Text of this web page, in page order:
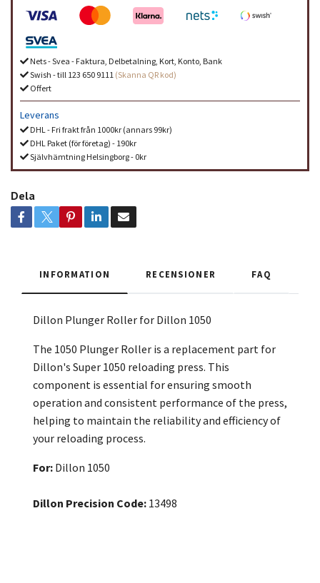
Nets - Svea - Faktura, Delbetalning, Kort, Konto, Bank
Swish - till 123 650 9111 (Skanna QR kod)
Offert
Leverans
DHL - Fri frakt från 1000kr (annars 99kr)
DHL Paket (för företag) - 190kr
Självhämtning Helsingborg - 0kr
Dela
INFORMATION RECENSIONER FAQ
Dillon Plunger Roller for Dillon 1050
The 1050 Plunger Roller is a replacement part for
Dillon's Super 1050 reloading press. This
component is essential for ensuring smooth
operation and consistent performance of the press,
helping to maintain the reliability and efficiency of
your reloading process.
For: Dillon 1050
Dillon Precision Code: 13498